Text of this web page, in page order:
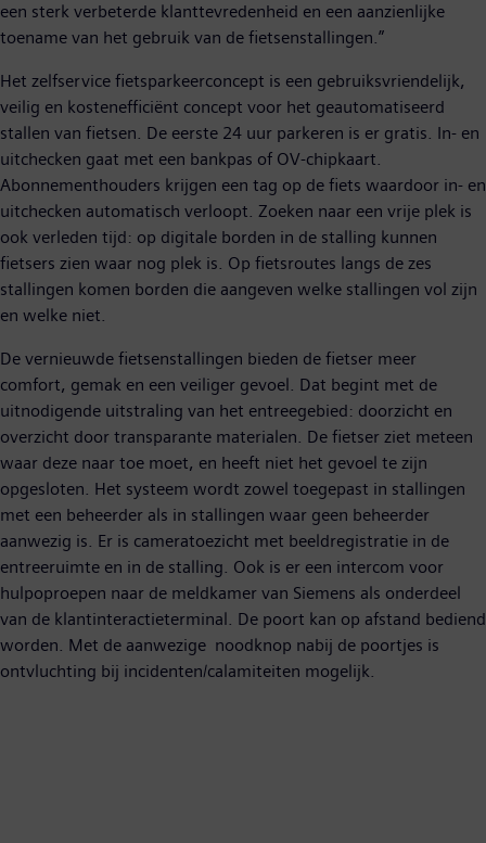
een sterk verbeterde klanttevredenheid en een aanzienlijke
toename van het gebruik van de fietsenstallingen.”
Het zelfservice fietsparkeerconcept is een gebruiksvriendelijk,
veilig en kostenefficiënt concept voor het geautomatiseerd
stallen van fietsen. De eerste 24 uur parkeren is er gratis. In- en
uitchecken gaat met een bankpas of OV-chipkaart.
Abonnementhouders krijgen een tag op de fiets waardoor in- en
uitchecken automatisch verloopt. Zoeken naar een vrije plek is
ook verleden tijd: op digitale borden in de stalling kunnen
fietsers zien waar nog plek is. Op fietsroutes langs de zes
stallingen komen borden die aangeven welke stallingen vol zijn
en welke niet.
De vernieuwde fietsenstallingen bieden de fietser meer
comfort, gemak en een veiliger gevoel. Dat begint met de
uitnodigende uitstraling van het entreegebied: doorzicht en
overzicht door transparante materialen. De fietser ziet meteen
waar deze naar toe moet, en heeft niet het gevoel te zijn
opgesloten. Het systeem wordt zowel toegepast in stallingen
met een beheerder als in stallingen waar geen beheerder
aanwezig is. Er is cameratoezicht met beeldregistratie in de
entreeruimte en in de stalling. Ook is er een intercom voor
hulpoproepen naar de meldkamer van Siemens als onderdeel
van de klantinteractieterminal. De poort kan op afstand bediend
worden. Met de aanwezige noodknop nabij de poortjes is
ontvluchting bij incidenten/calamiteiten mogelijk.